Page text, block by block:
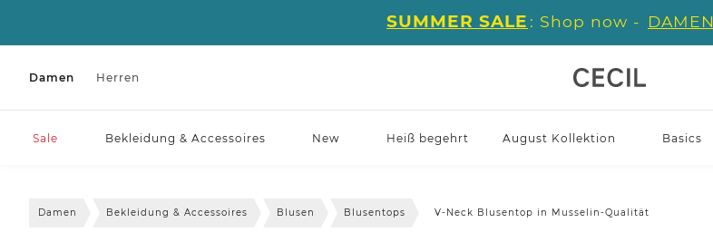
SUMMER SALE : Shop now - DAMEN
Damen Herren
Sale Bekleidung & Accessoires New Heiß begehrt August Kollektion Basics
Damen Bekleidung & Accessoires Blusen Blusentops V-Neck Blusentop in Musselin-Qualität